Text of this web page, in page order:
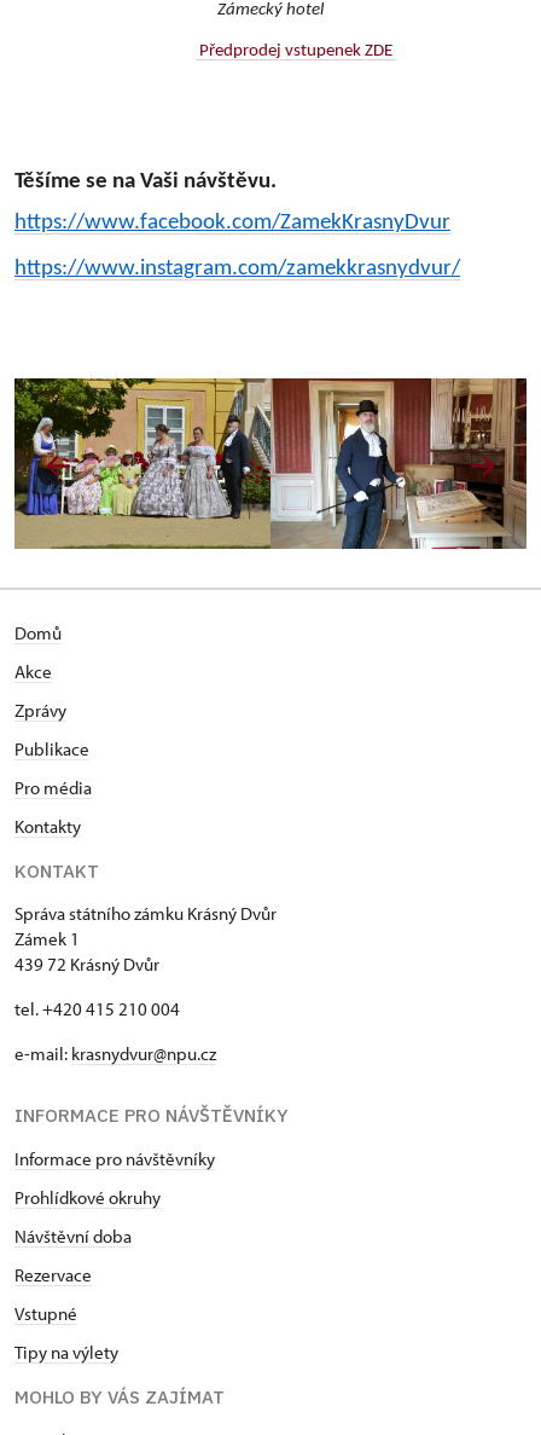
Zámecký hotel
Předprodej vstupenek ZDE
Těšíme se na Vaši návštěvu.
https://www.facebook.com/ZamekKrasnyDvur
https://www.instagram.com/zamekkrasnydvur/
Domů
Akce
Zprávy
Publikace
Pro média
Kontakty
KONTAKT
Správa státního zámku Krásný Dvůr
Zámek 1
439 72 Krásný Dvůr
tel. +420 415 210 004
e-mail: krasnydvur@npu.cz
INFORMACE PRO NÁVŠTĚVNÍKY
Informace pro návštěvníky
Prohlídkové okruhy
Návštěvní doba
Rezervace
Vstupné
Tipy na výlety
MOHLO BY VÁS ZAJÍMAT